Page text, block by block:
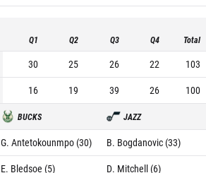
Q1 Q2 Q3 Q4 Total
30 25 26 22
103
16 19 39 26 100
BUCKS JAZZ
G. Antetokounmpo (30)
B. Bogdanovic (33)
E. Bledsoe (5) D. Mitchell (6)